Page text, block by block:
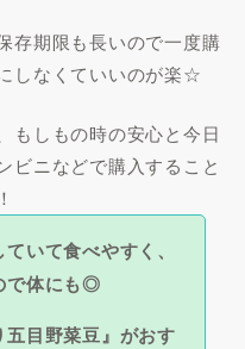
存期限も長いので一度購
しなくていいのが楽☆
もしもの時の安心と今日
ビニなどで購入すること
！
いて食べやすく、
で体にも◎
目野菜豆』がおす